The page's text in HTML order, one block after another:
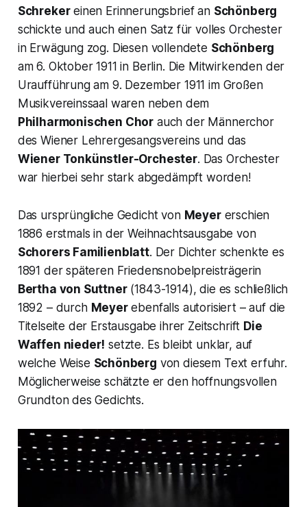
Schrekereinen Erinnerungsbrief an Schönberg
schickte und auch einen Satz für volles Orchester
in Erwägung zog. Diesen vollendete Schönberg
am 6. Oktober 1911 in Berlin. Die Mitwirkenden der
Uraufführung am 9. Dezember 1911 im Großen
Musikvereinssaal waren neben dem
Philharmonischen Chor auch der Männerchor
des Wiener Lehrergesangsvereins und das
Wiener Tonkünstler-Orchester. Das Orchester
war hierbei sehr stark abgedämpft worden!
Das ursprüngliche Gedicht von Meyererschien
1886 erstmals in der Weihnachtsausgabe von
Schorers Familienblatt. Der Dichter schenkte es
1891 der späteren Friedensnobelpreisträgerin
Bertha von Suttner(1843-1914), die es schließlich
1892 – durch Meyerebenfalls autorisiert – auf die
Titelseite der Erstausgabe ihrer Zeitschrift Die
Waffen nieder! setzte. Es bleibt unklar, auf
welche Weise Schönberg von diesem Text erfuhr.
Möglicherweise schätzte er den hoffnungsvollen
Grundton des Gedichts.